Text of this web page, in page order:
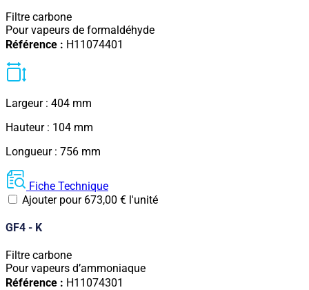
Filtre carbone
Pour vapeurs de formaldéhyde
Référence : H11074401
Largeur : 404 mm
Hauteur : 104 mm
Longueur : 756 mm
Fiche Technique
Ajouter pour 673,00 € l'unité
GF4 - K
Filtre carbone
Pour vapeurs d’ammoniaque
Référence : H11074301